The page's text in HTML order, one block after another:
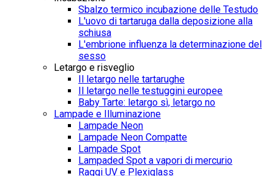
Sbalzo termico incubazione delle Testudo
L'uovo di tartaruga dalla deposizione alla
schiusa
L'embrione influenza la determinazione del
sesso
Letargo e risveglio
Il letargo nelle tartarughe
Il letargo nelle testuggini europee
Baby Tarte: letargo sì, letargo no
Lampade e Illuminazione
Lampade Neon
Lampade Neon Compatte
Lampade Spot
Lampaded Spot a vapori di mercurio
Raggi UV e Plexiglass